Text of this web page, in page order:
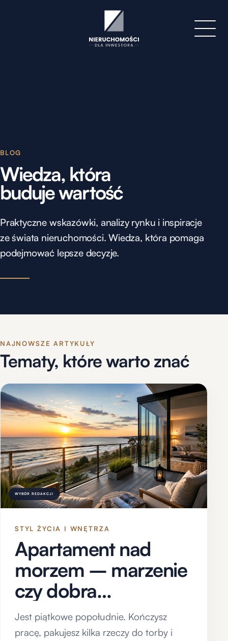
BLOG
Wiedza, która
buduje wartość
Praktyczne wskazówki, analizy rynku i inspiracje
ze świata nieruchomości. Wiedza, która pomaga
podejmować lepsze decyzje.
NAJNOWSZE ARTYKUŁY
Tematy, które warto znać
WYBÓR REDAKCJI
STYL ŻYCIA I WNĘTRZA
Apartament nad
morzem – marzenie
czy dobra
inwestycja?
Jest piątkowe popołudnie. Kończysz
pracę, pakujesz kilka rzeczy do torby i